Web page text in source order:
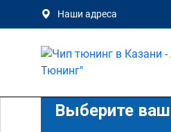
Наши адреса
Выберите